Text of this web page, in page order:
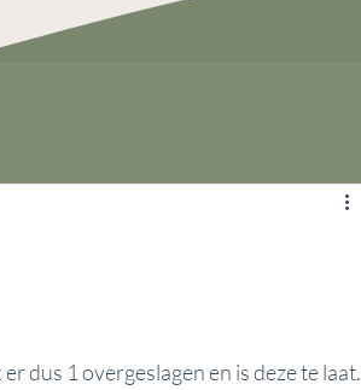
dus 1 overgeslagen en is deze te laat.